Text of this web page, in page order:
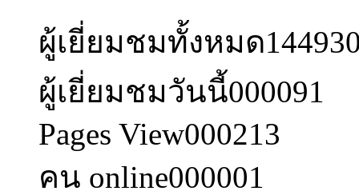
ผู้เยี่ยมชมทั้งหมด
ผู้เยี่ยมชมวันนี้000091
Pages View000213
คน online000001